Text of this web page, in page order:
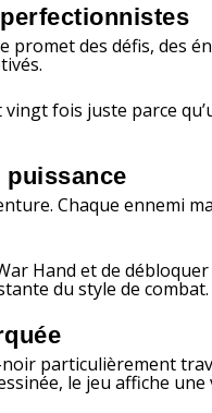
promet des défis, des
fois juste parce
puissance
Chaque ennemi
Hand et de
du style de combat.
particulièrement
le jeu affiche